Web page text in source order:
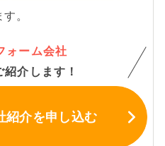
。
ォーム会社
紹介します！
紹介を申し込む